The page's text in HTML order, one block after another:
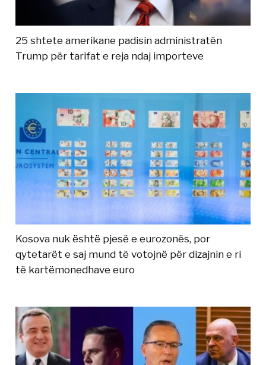
25 shtete amerikane padisin administratën
Trump për tarifat e reja ndaj importeve
Kosova nuk është pjesë e eurozonës, por
qytetarët e saj mund të votojnë për dizajnin e ri
të kartëmonedhave euro